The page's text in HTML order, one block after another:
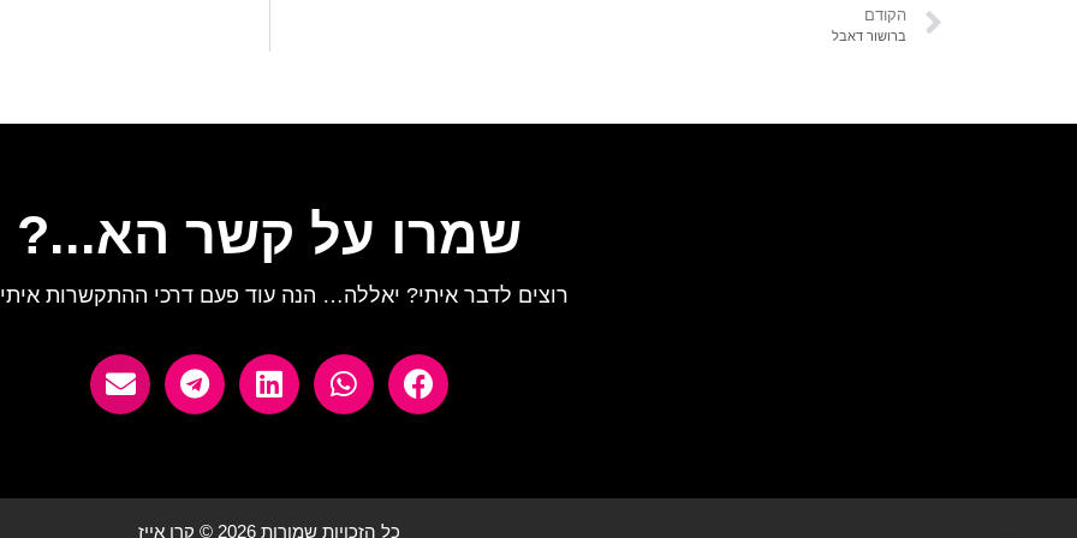
הקודם
ברושור דאבל
שמרו על קשר הא...?
רוצים לדבר איתי? יאללה… הנה עוד פעם דרכי ההתקשרות
כל הזכויות שמורות 2026 © קרן אייז